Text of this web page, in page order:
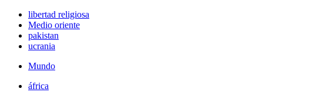
libertad religiosa
Medio oriente
pakistan
ucrania
Mundo
áfrica